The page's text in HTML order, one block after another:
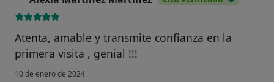
Atenta, amable y transmite confianza en la
primera visita , genial !!!
10 de enero de 2024